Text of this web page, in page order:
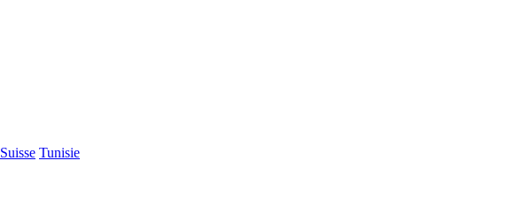
Suisse Tunisie